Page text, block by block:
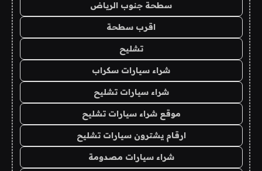
سطحة جنوب الرياض
اقرب سطحة
تشليح
شراء سيارات سكراب
شراء سيارات تشليح
موقع شراء سيارات تشليح
ارقام يشترون سيارات تشليح
شراء سيارات مصدومة